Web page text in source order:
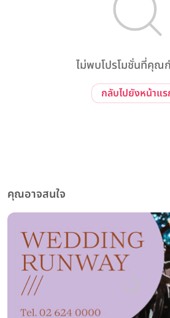
ไม่พบโปรโมชั่นที่คุณ
กลับไปยังหน้าแ
คุณอาจสนใจ